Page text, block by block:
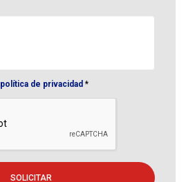
política de privacidad *
SOLICITAR